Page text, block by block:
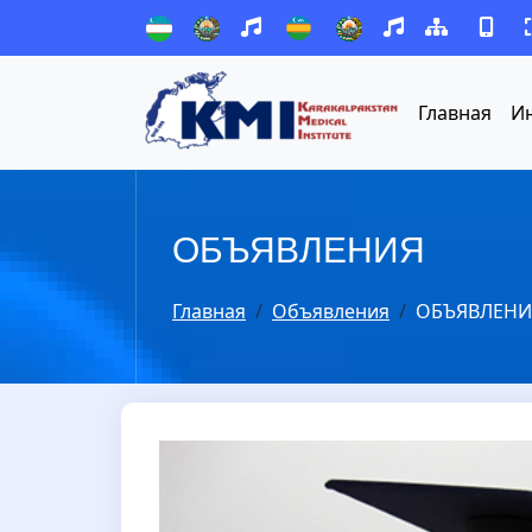
Главная
ОБЪЯВЛЕНИЯ
Главная Объявления